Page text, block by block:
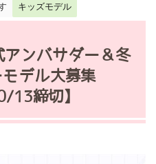
キッズモデル
ンバサダー＆冬
デル大募集
13締切】